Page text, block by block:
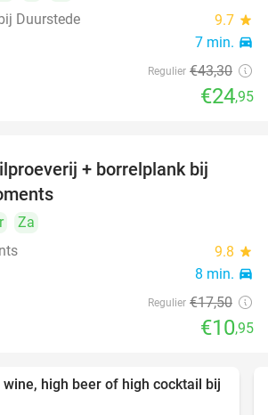
Duurstede
9.7 star
7 min. directions_car
Regulier €43,30
€24,95
+ borrelplank bij
Za
9.8 star
8 min. directions_car
Regulier €17,50
€10,95
39%
wine, high beer of high cocktail bij